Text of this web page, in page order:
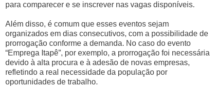
para comparecer e se inscrever nas vagas disponíveis.
Além disso, é comum que esses eventos sejam
organizados em dias consecutivos, com a possibilidade de
prorrogação conforme a demanda. No caso do evento
“Emprega Itapê”, por exemplo, a prorrogação foi necessária
devido à alta procura e à adesão de novas empresas,
refletindo a real necessidade da população por
oportunidades de trabalho.